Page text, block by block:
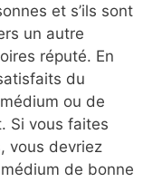
et s’ils sont
un autre
réputé. En
du
ou de
Si vous faites
vous devriez
de bonne